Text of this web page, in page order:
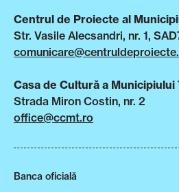
Centrul de Proiecte al
Str. Vasile Alecsandri, nr. 1,
Casa de Cultură a Municipiului
Strada Miron Costin, nr. 2
office@ccmt.ro
Banca oficială